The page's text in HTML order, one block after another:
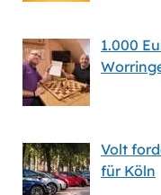
1.000
Volt
für Köln